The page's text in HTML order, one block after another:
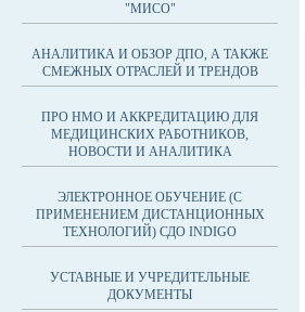
"МИСО"
АНАЛИТИКА И ОБЗОР ДПО, А ТАКЖЕ
СМЕЖНЫХ ОТРАСЛЕЙ И ТРЕНДОВ
ПРО НМО И АККРЕДИТАЦИЮ ДЛЯ
МЕДИЦИНСКИХ РАБОТНИКОВ,
НОВОСТИ И АНАЛИТИКА
ЭЛЕКТРОННОЕ ОБУЧЕНИЕ (С
ПРИМЕНЕНИЕМ ДИСТАНЦИОННЫХ
ТЕХНОЛОГИЙ) СДО INDIGO
УСТАВНЫЕ И УЧРЕДИТЕЛЬНЫЕ
ДОКУМЕНТЫ